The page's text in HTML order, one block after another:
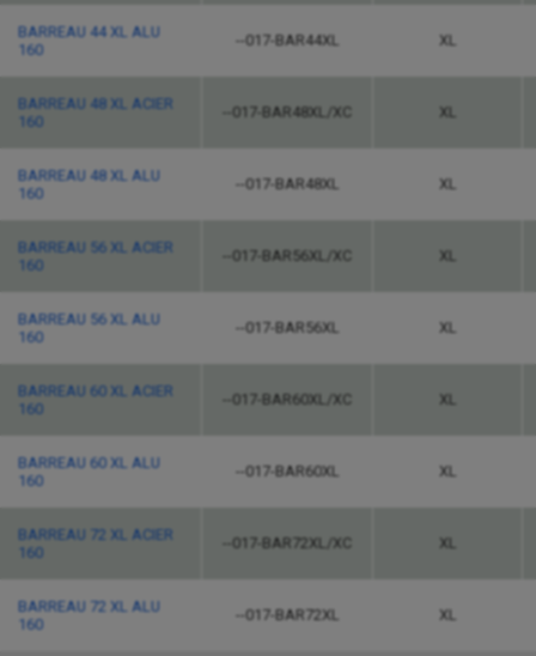
BARREAU 44 XL ALU
160
--017-BAR44XL XL
BARREAU 48 XL ACIER
160
--017-BAR48XL/XC XL
BARREAU 48 XL ALU
160
--017-BAR48XL XL
BARREAU 56 XL ACIER
160
--017-BAR56XL/XC XL
BARREAU 56 XL ALU
160
--017-BAR56XL XL
BARREAU 60 XL ACIER
160
--017-BAR60XL/XC XL
BARREAU 60 XL ALU
160
--017-BAR60XL XL
BARREAU 72 XL ACIER
160
--017-BAR72XL/XC XL
BARREAU 72 XL ALU
160
--017-BAR72XL XL